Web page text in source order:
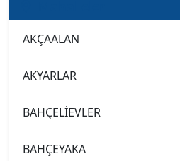
AKÇAALAN
AKYARLAR
BAHÇELİEVLER
BAHÇEYAKA